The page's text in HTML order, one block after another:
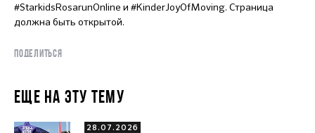
#StarkidsRosarunOnline и #KinderJoyOfMoving. Страница
должна быть открытой.
ПОДЕЛИТЬСЯ
ЕЩЕ НА ЭТУ ТЕМУ
28.07.2026